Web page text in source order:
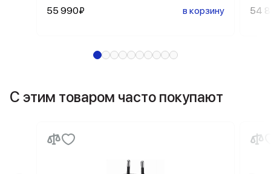
55 990₽
в корзину
54
С этим товаром часто покупают